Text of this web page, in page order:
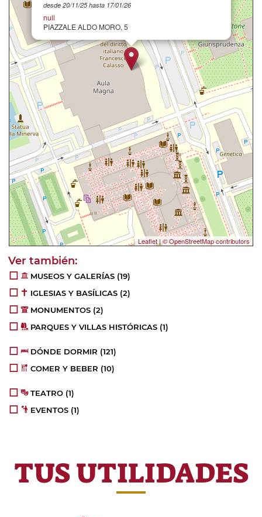
desde 20/11/25 hasta 17/01/26
null
PIAZZALE ALDO MORO, 5
Leaflet|© OpenStreetMap contributors
MUSEOS Y GALERÍAS (19)
IGLESIAS Y BASÍLICAS (2)
MONUMENTOS (2)
PARQUES Y VILLAS HISTÓRICAS (1)
DÓNDE DORMIR (121)
COMER Y BEBER (10)
TEATRO (1)
EVENTOS (1)
TUS UTILIDADES